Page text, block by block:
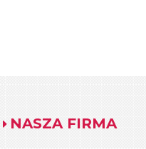
NASZA FIRMA